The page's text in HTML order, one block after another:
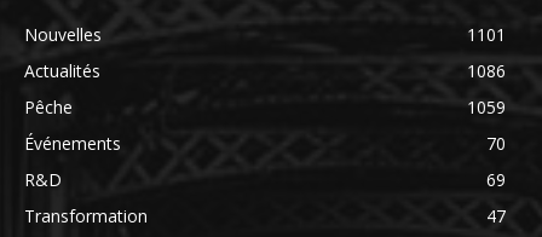
Nouvelles
1101
Actualités
1086
Pêche
1059
Événements
70
R&D
69
Transformation
47